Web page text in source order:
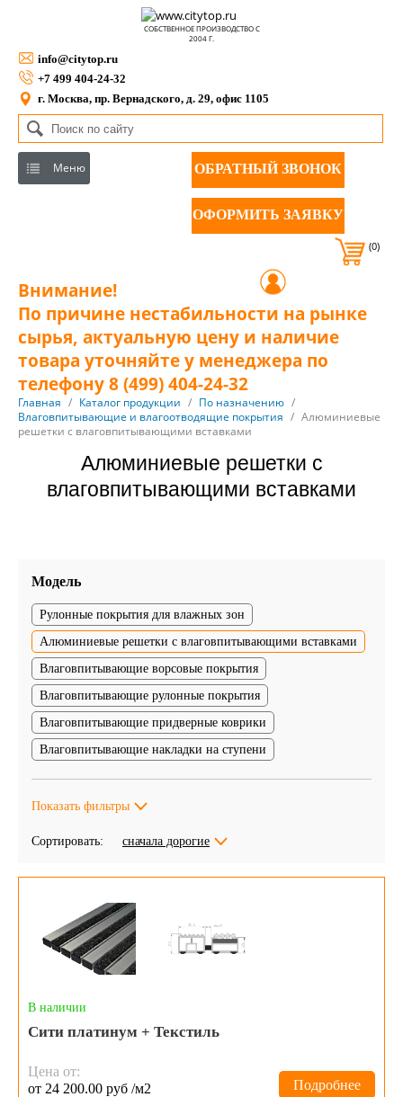
СОБСТВЕННОЕ ПРОИЗВОДСТВО С
2004 Г.
info@citytop.ru
+7 499 404-24-32
г. Москва, пр. Вернадского, д. 29, офис 1105
Меню ОБРАТНЫЙ ЗВОНОК
ОФОРМИТЬ ЗАЯВКУ
(0)
Внимание!
По причине нестабильности на рынке
сырья, актуальную цену и наличие
товара уточняйте у менеджера по
телефону 8 (499) 404-24-32
Главная / Каталог продукции / По назначению /
Влаговпитывающие и влагоотводящие покрытия / Алюминиевые
решетки с влаговпитывающими вставками
Алюминиевые решетки с
влаговпитывающими вставками
Модель
Рулонные покрытия для влажных зон
Алюминиевые решетки с влаговпитывающими вставками
Влаговпитывающие ворсовые покрытия
Влаговпитывающие рулонные покрытия
Влаговпитывающие придверные коврики
Влаговпитывающие накладки на ступени
Показать фильтры
Сортировать: сначала дорогие
В наличии
Сити платинум + Текстиль
Цена от:
от 24 200.00 руб /м2
Подробнее